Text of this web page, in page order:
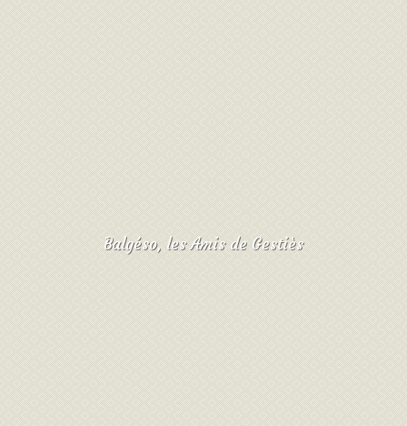
Balgéso, les Amis de Gestiès